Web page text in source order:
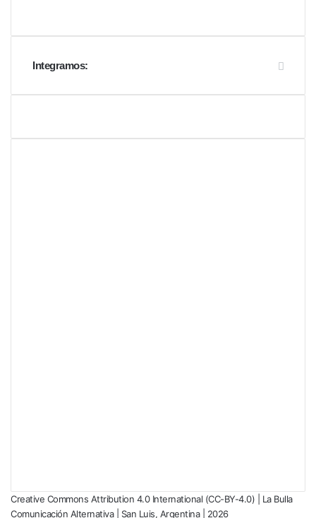
Integramos:
Creative Commons Attribution 4.0 International (CC-BY-4.0) | La Bulla
Comunicación Alternativa | San Luis, Argentina | 2026